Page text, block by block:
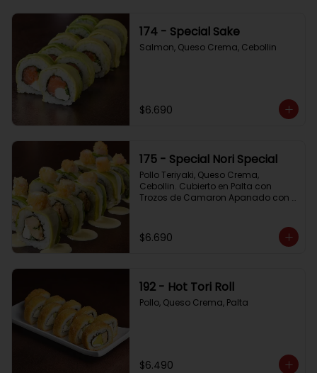
174 - Special Sake
Salmon, Queso Crema, Cebollin
$6.690
175 - Special Nori Special
Pollo Teriyaki, Queso Crema,
Cebollin. Cubierto en Palta con
Trozos de Camaron Apanado con
$6.690
192 - Hot Tori Roll
Pollo, Queso Crema, Palta
$6.490